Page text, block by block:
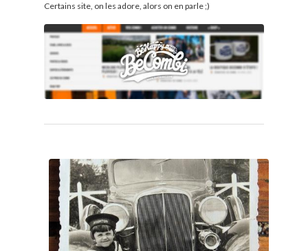
Certains site, on les adore, alors on en parle ;)